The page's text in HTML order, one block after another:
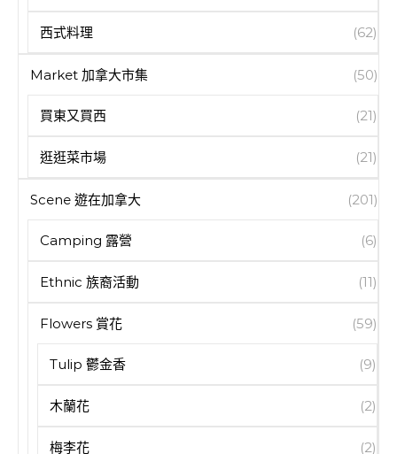
西式料理 (62)
Market 加拿大市集 (50)
買東又買西 (21)
逛逛菜市場 (21)
Scene 遊在加拿大 (201)
Camping 露營 (6)
Ethnic 族裔活動 (11)
Flowers 賞花 (59)
Tulip 鬱金香 (9)
木蘭花 (2)
梅李花 (2)